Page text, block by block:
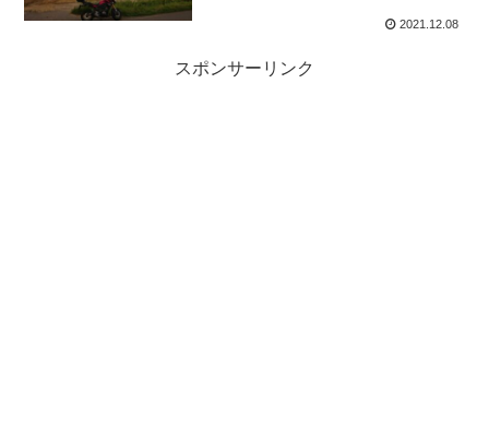
2021.12.08
スポンサーリンク